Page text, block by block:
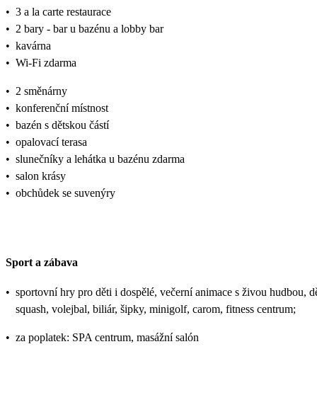
• 3 a la carte restaurace
• 2 bary - bar u bazénu a lobby bar
• kavárna
• Wi-Fi zdarma
• 2 směnárny
• konferenční místnost
• bazén s dětskou částí
• opalovací terasa
• slunečníky a lehátka u bazénu zdarma
• salon krásy
• obchůdek se suvenýry
Sport a zábava
• sportovní hry pro děti i dospělé, večerní animace s živou hudbou,
squash, volejbal, biliár, šipky, minigolf, carom, fitness centrum;
• za poplatek: SPA centrum, masážní salón